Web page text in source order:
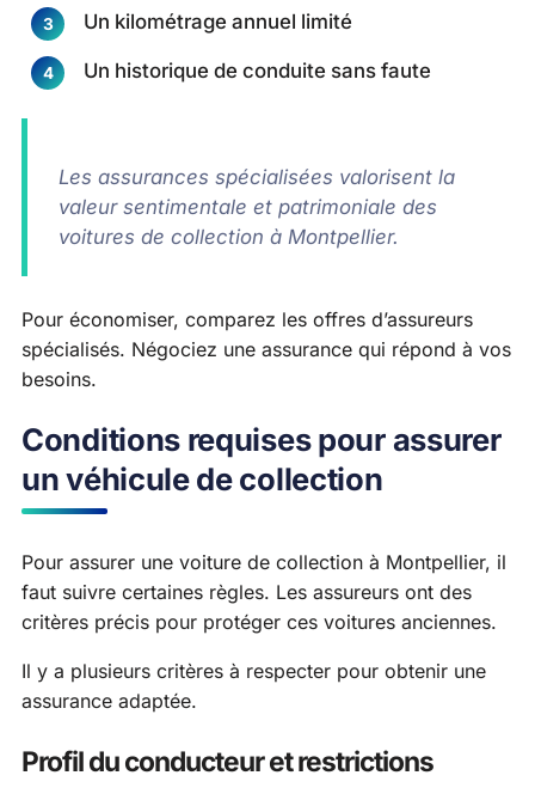
Un kilométrage annuel limité
Un historique de conduite sans faute
Les assurances spécialisées valorisent la
valeur sentimentale et patrimoniale des
voitures de collection à Montpellier.
Pour économiser, comparez les offres d’assureurs
spécialisés. Négociez une assurance qui répond à vos
besoins.
Conditions requises pour assurer
un véhicule de collection
Pour assurer une voiture de collection à Montpellier, il
faut suivre certaines règles. Les assureurs ont des
critères précis pour protéger ces voitures anciennes.
Il y a plusieurs critères à respecter pour obtenir une
assurance adaptée.
Profil du conducteur et restrictions